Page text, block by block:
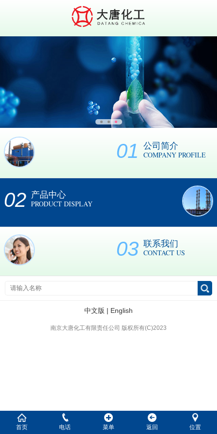
01 公司简介
COMPANY PROFILE
02 产品中心
PRODUCT DISPLAY
03 联系我们
CONTACT US
中文版 | English
南京大唐化工有限责任公司 版权所有(C)2023
首页 电话 菜单 返回 位置